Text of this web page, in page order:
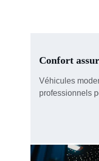
Confort
Véhicules
professionnels